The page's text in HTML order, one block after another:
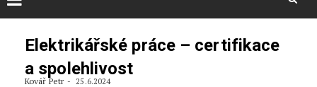
Elektrikářské práce – certifikace
a spolehlivost
Kovář Petr 25.6.2024